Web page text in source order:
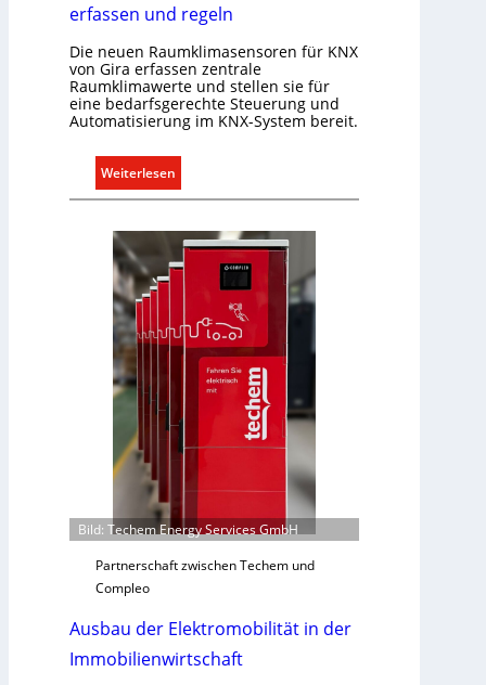
t
o
n
m
i
t
y
e
m
erfassen und regeln
Die neuen Raumklimasensoren für KNX
von Gira erfassen zentrale
Raumklimawerte und stellen sie für
eine bedarfsgerechte Steuerung und
Automatisierung im KNX-System bereit.
Weiterlesen
R
u
m
i
m
e
s
g
e
c
Bild: Techem Energy Services GmbH
Partnerschaft zwischen Techem und
Compleo
Ausbau der Elektromobilität in der
Immobilienwirtschaft